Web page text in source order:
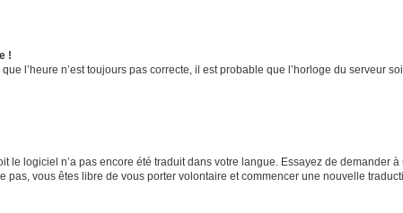
!
l’heure n’est toujours pas correcte, il est probable que l’horloge du serveur
le logiciel n’a pas encore été traduit dans votre langue. Essayez de demander
vous êtes libre de vous porter volontaire et commencer une nouvelle